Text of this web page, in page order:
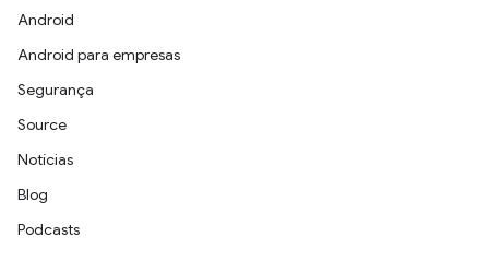
Android
Android para empresas
Segurança
Source
Notícias
Blog
Podcasts